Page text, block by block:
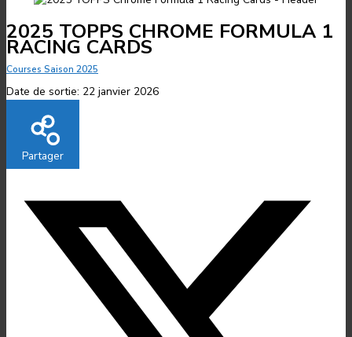
2025 TOPPS CHROME FORMULA 1
RACING CARDS
Courses Saison 2025
Date de sortie: 22 janvier 2026
Partager